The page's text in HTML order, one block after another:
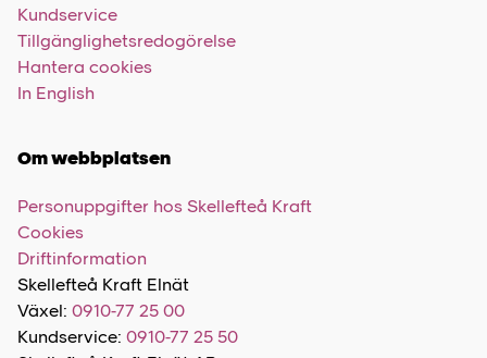
Kundservice
Tillgänglighetsredogörelse
Hantera cookies
In English
Om webbplatsen
Personuppgifter hos Skellefteå Kraft
Cookies
Driftinformation
Skellefteå Kraft Elnät
Växel: 0910-77 25 00
Kundservice: 0910-77 25 50